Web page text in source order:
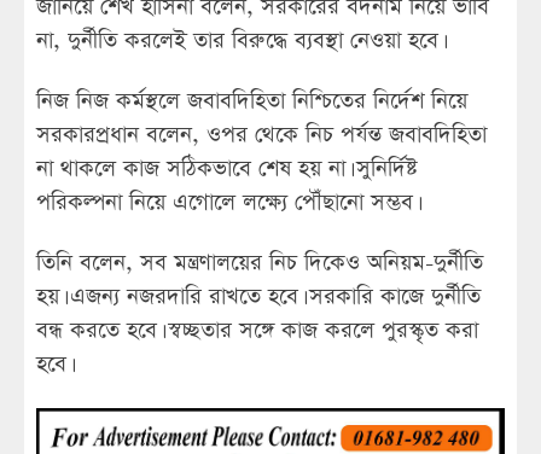
জানিয়ে শেখ হাসিনা বলেন, সরকারের বদনাম নিয়ে ভাবি
না, দুর্নীতি করলেই তার বিরুদ্ধে ব্যবস্থা নেওয়া হবে।
নিজ নিজ কর্মস্থলে জবাবদিহিতা নিশ্চিতের নির্দেশ নিয়ে
সরকারপ্রধান বলেন, ওপর থেকে নিচ পর্যন্ত জবাবদিহিতা
না থাকলে কাজ সঠিকভাবে শেষ হয় না। সুনির্দিষ্ট
পরিকল্পনা নিয়ে এগোলে লক্ষ্যে পৌঁছানো সম্ভব।
তিনি বলেন, সব মন্ত্রণালয়ের নিচ দিকেও অনিয়ম-দুর্নীতি
হয়। এজন্য নজরদারি রাখতে হবে। সরকারি কাজে দুর্নীতি
বন্ধ করতে হবে। স্বচ্ছতার সঙ্গে কাজ করলে পুরস্কৃত করা
হবে।